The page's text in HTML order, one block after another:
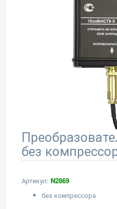
без
Артикул: N2869
без компрессора